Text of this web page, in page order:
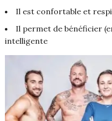
Il est confortable et
Il permet de bénéficier
intelligente